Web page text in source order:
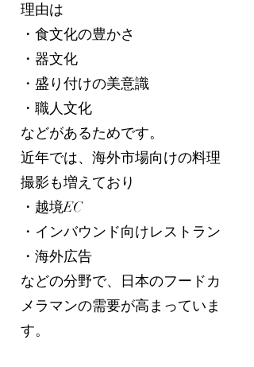
理由は
・食文化の豊かさ
・器文化
・盛り付けの美意識
・職人文化
などがあるためです。
近年では、海外市場向けの料理
撮影も増えており
・越境EC
・インバウンド向けレストラン
・海外広告
などの分野で、日本のフードカ
メラマンの需要が高まっていま
す。